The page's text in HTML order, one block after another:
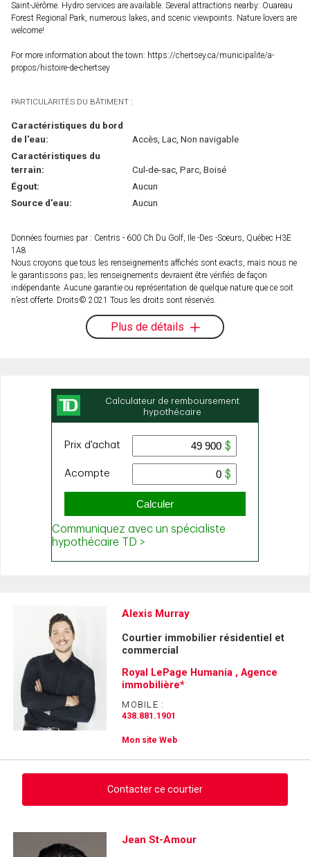
Saint-Jérôme. Hydro services are available. Several attractions nearby: Ouareau
Forest Regional Park, numerous lakes, and scenic viewpoints. Nature lovers are
welcome!
For more information about the town: https://chertsey.ca/municipalite/a-
propos/histoire-de-chertsey
PARTICULARITÉS DU BÂTIMENT :
Caractéristiques du bord
de l'eau:
Accès, Lac, Non navigable
Caractéristiques du
terrain:
Cul-de-sac, Parc, Boisé
Égout:
Aucun
Source d'eau:
Aucun
Données fournies par : Centris - 600 Ch Du Golf, Ile -Des -Soeurs, Québec H3E
1A8
Nous croyons que tous les renseignements affichés sont exacts, mais nous ne
le garantissons pas; les renseignements devraient être vérifiés de façon
indépendante. Aucune garantie ou représentation de quelque nature que ce soit
n’est offerte. Droits© 2021 Tous les droits sont réservés.
Plus de détails
Alexis Murray
Courtier immobilier résidentiel et
commercial
Royal LePage Humania , Agence
immobilière*
MOBILE :
438.881.1901
Mon site Web
Contacter ce courtier
Demander des infos sur cette inscription
Jean St-Amour